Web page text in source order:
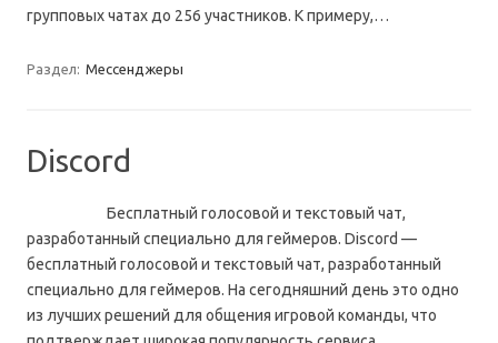
групповых чатах до 256 участников. К примеру,…
Раздел: Мессенджеры
Discord
Бесплатный голосовой и текстовый чат,
разработанный специально для геймеров. Discord —
бесплатный голосовой и текстовый чат, разработанный
специально для геймеров. На сегодняшний день это одно
из лучших решений для общения игровой команды, что